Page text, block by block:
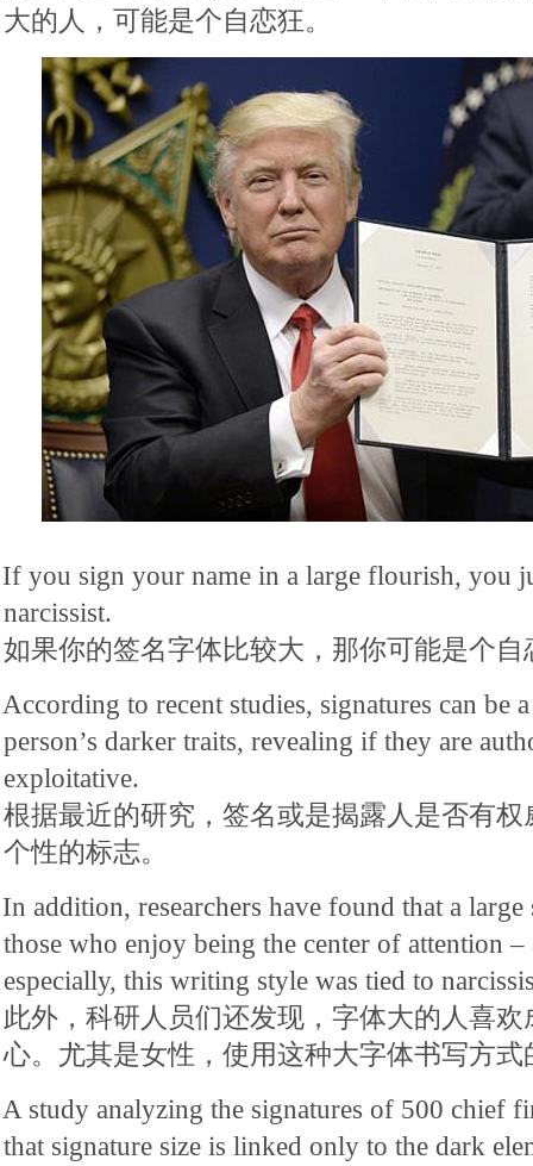
大的人，可能是个自恋狂。
If you sign your name in a large flourish, you
narcissist.
如果你的签名字体比较大，那你可能是个自
According to recent studies, signatures can be
person’s darker traits, revealing if they are
exploitative.
根据最近的研究，签名或是揭露人是否有
个性的标志。
In addition, researchers have found that a
those who enjoy being the center of attention
especially, this writing style was tied to
此外，科研人员们还发现，字体大的人喜
心。尤其是女性，使用这种大字体书写方
A study analyzing the signatures of 500 chief
that signature size is linked only to the dark